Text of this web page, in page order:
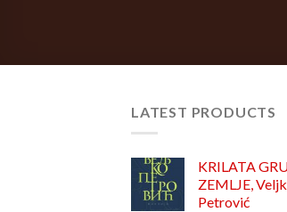
LATEST PRODUCTS
KRILATA
ZEMLJE,
Petrović